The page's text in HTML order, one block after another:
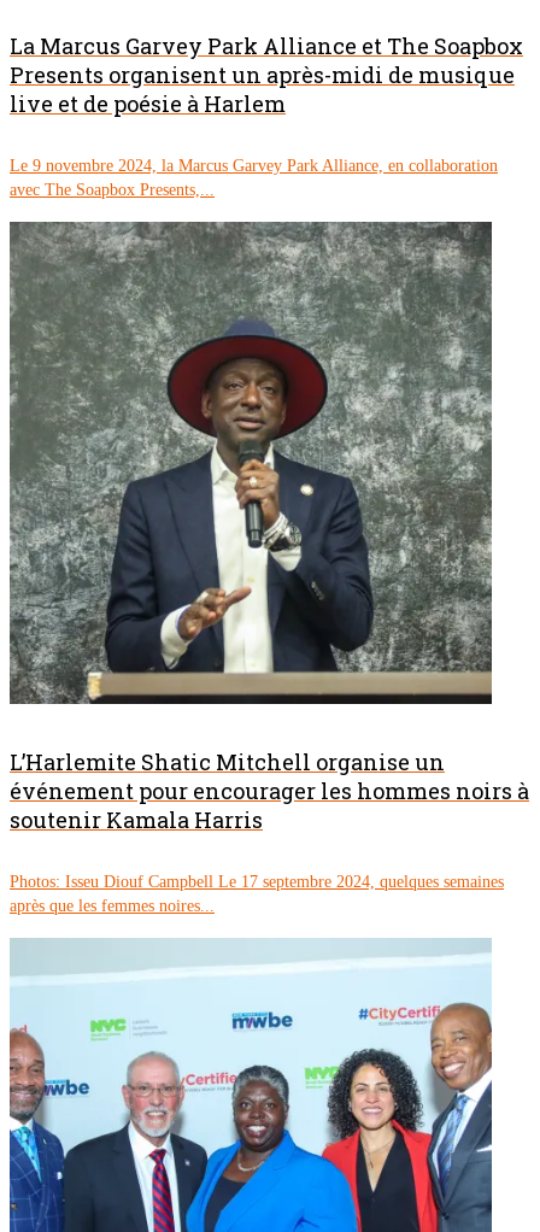
La Marcus Garvey Park Alliance et The Soapbox
Presents organisent un après-midi de musique
live et de poésie à Harlem
Le 9 novembre 2024, la Marcus Garvey Park Alliance, en collaboration
avec The Soapbox Presents,...
L’Harlemite Shatic Mitchell organise un
événement pour encourager les hommes noirs à
soutenir Kamala Harris
Photos: Isseu Diouf Campbell Le 17 septembre 2024, quelques semaines
après que les femmes noires...